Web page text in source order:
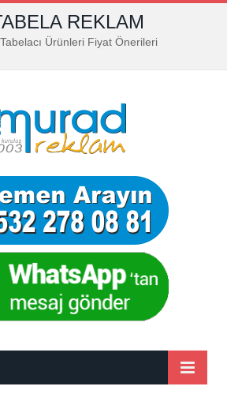
REKLAM
Ürünleri Fiyat Önerileri